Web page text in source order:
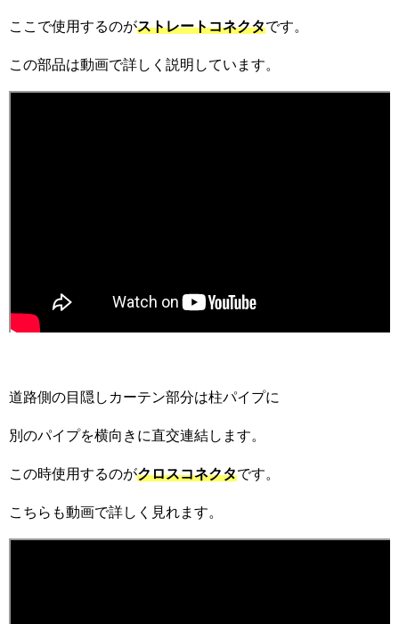
ここで使用するのがストレートコネクタです。
この部品は動画で詳しく説明しています。
道路側の目隠しカーテン部分は柱パイプに
別のパイプを横向きに直交連結します。
この時使用するのがクロスコネクタです。
こちらも動画で詳しく見れます。